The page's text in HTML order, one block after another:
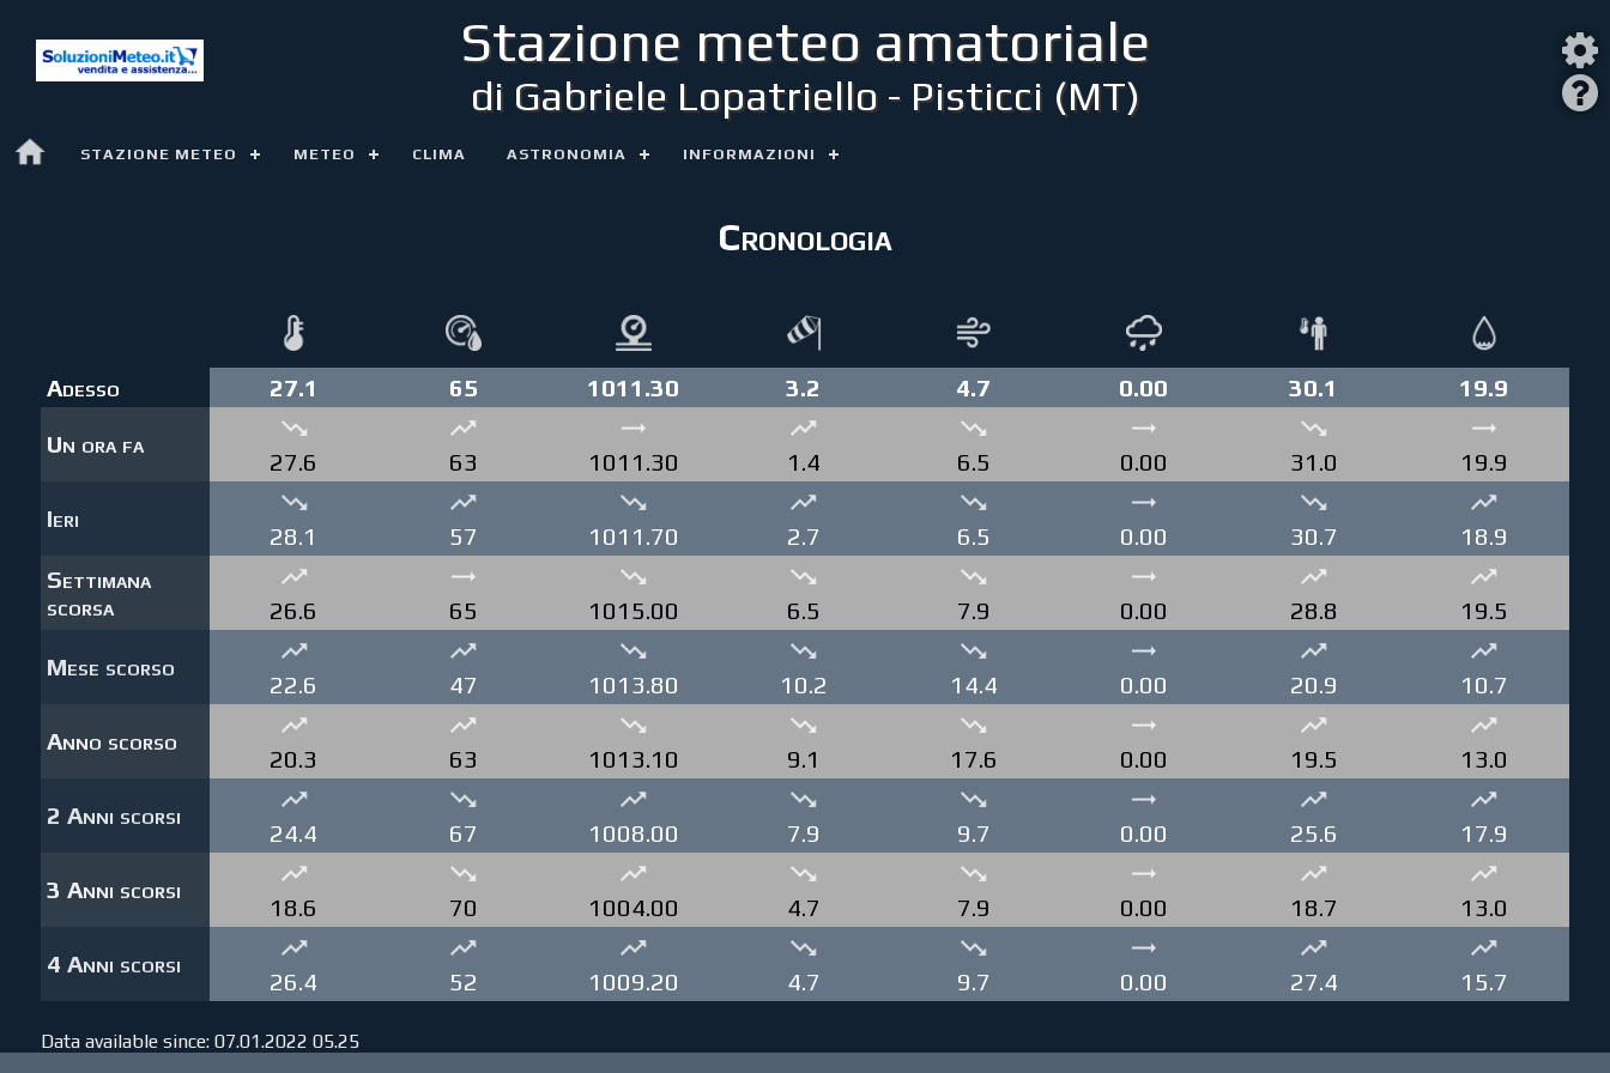
Stazione meteo amatoriale
di Gabriele Lopatriello - Pisticci (MT)
STAZIONE METEO METEO CLIMA ASTRONOMIA INFORMAZIONI
Cronologia
Adesso 27.1 65 1011.30 3.2 4.7 0.00 30.1 19.9
Un ora fa
27.6 63 1011.30 1.4 6.5 0.00 31.0 19.9
Ieri
28.1 57 1011.70 2.7 6.5 0.00 30.7
18.9
Settimana
scorsa
26.6 65 1015.00 6.5 7.9 0.00 28.8 19.5
Mese scorso
22.6 47 1013.80 10.2 14.4 0.00 20.9 10.7
Anno scorso
20.3 63 1013.10 9.1 17.6 0.00 19.5 13.0
2 Anni scorsi
24.4 67 1008.00 7.9 9.7 0.00 25.6 17.9
3 Anni scorsi
18.6 70 1004.00 4.7 7.9 0.00 18.7 13.0
4 Anni scorsi
26.4 52 1009.20 4.7 9.7 0.00 27.4 15.7
Data available since: 07.01.2022 05.25